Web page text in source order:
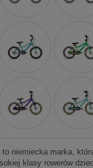
niemiecka marka,
klasy rowerów